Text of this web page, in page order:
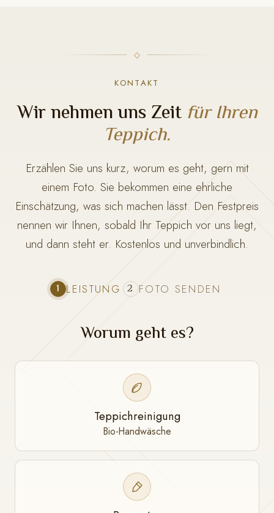
KONTAKT
Wir nehmen uns Zeit für Ihren
Teppich.
Erzählen Sie uns kurz, worum es geht, gern mit
einem Foto. Sie bekommen eine ehrliche
Einschätzung, was sich machen lässt. Den Festpreis
nennen wir Ihnen, sobald Ihr Teppich vor uns liegt,
und dann steht er. Kostenlos und unverbindlich.
1 LEISTUNG 2 FOTO SENDEN
Worum geht es?
Teppichreinigung
Bio-Handwäsche